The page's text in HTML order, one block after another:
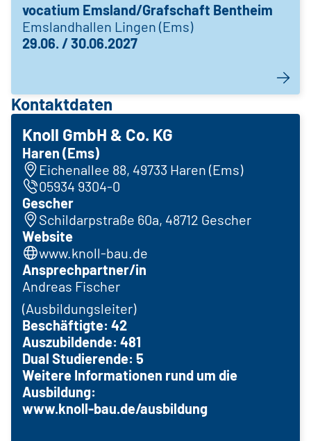
vocatium Emsland/Grafschaft Bentheim
Emslandhallen Lingen (Ems)
29.06. / 30.06.2027
Kontaktdaten
Knoll GmbH & Co. KG
Haren (Ems)
Eichenallee 88, 49733 Haren (Ems)
05934 9304-0
Gescher
Schildarpstraße 60a, 48712 Gescher
Website
www.knoll-bau.de
Ansprechpartner/in
Andreas Fischer
(Ausbildungsleiter)
Beschäftigte: 42
Auszubildende: 481
Dual Studierende: 5
Weitere Informationen rund um die
Ausbildung:
www.knoll-bau.de/ausbildung